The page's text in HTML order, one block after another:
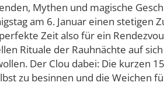
Mythen und magische
am 6. Januar einen stetigen
Zeit also für ein
Rituale der Rauhnächte auf
Der Clou dabei: Die kurzen
zu besinnen und die Weichen